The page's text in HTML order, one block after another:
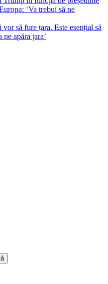
‘Va trebui să ne
să fure țara. Este esențial să
apăra țara’